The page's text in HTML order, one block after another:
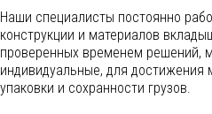
Наши специалисты постоянно
конструкции и материалов
проверенных временем решений,
индивидуальные, для
упаковки и сохранности грузов.